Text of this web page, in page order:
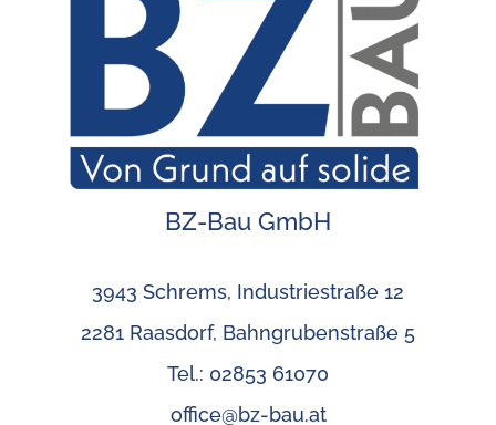
BZ-Bau GmbH
3943 Schrems, Industriestraße 12
2281 Raasdorf, Bahngrubenstraße 5
Tel.: 02853 61070
office@bz-bau.at